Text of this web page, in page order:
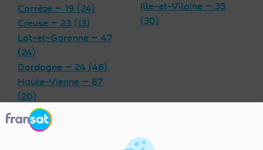
Corrèze — 19 (24)
Creuse — 23 (13)
Lot-et-Garonne — 47
(24)
Dordogne — 24 (48)
Haute-Vienne — 87
(20)
Charente — 16 (32)
Landes — 40 (33)
Ille-et-Vilaine — 35
(30)